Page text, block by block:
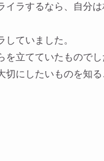
ラするなら、自分
ていました。
を立てていたもので
にしたいものを知る